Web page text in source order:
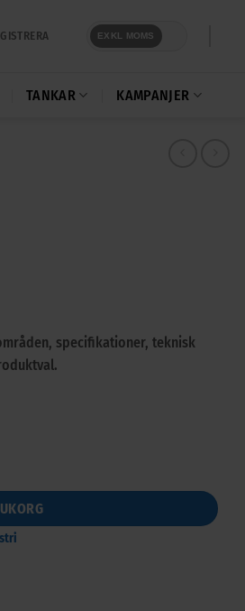
EXKL MOMS
TANKAR KAMPANJER
specifikationer, teknisk